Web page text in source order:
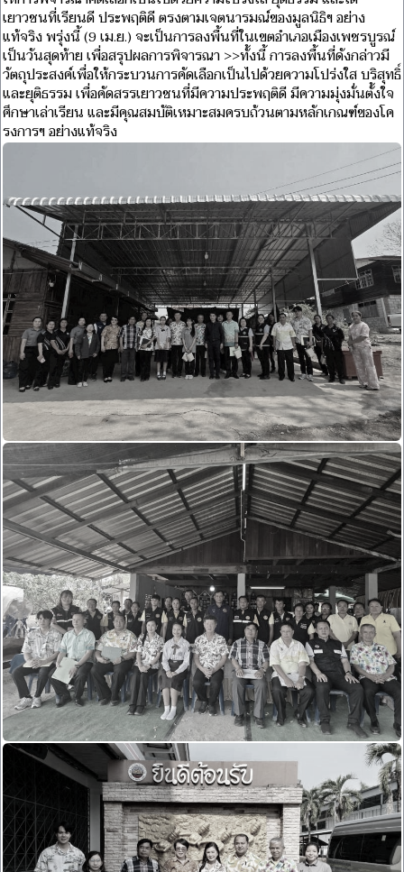
เยาวชนที่เรียนดี ประพฤติดี ตรงตามเจตนารมณ์ของมูลนิธิฯ อย่าง
แท้จริง พรุ่งนี้ (9 เม.ย.) จะเป็นการลงพื้นที่ในเขตอำเภอเมืองเพชรบูรณ์
เป็นวันสุดท้าย เพื่อสรุปผลการพิจารณา >>ทั้งนี้ การลงพื้นที่ดังกล่าวมี
วัตถุประสงค์เพื่อให้กระบวนการคัดเลือกเป็นไปด้วยความโปร่งใส บริสุทธิ์
และยุติธรรม เพื่อคัดสรรเยาวชนที่มีความประพฤติดี มีความมุ่งมั่นตั้งใจ
ศึกษาเล่าเรียน และมีคุณสมบัติเหมาะสมครบถ้วนตามหลักเกณฑ์ของโค
รงการฯ อย่างแท้จริง